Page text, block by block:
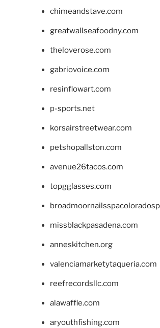
chimeandstave.com
greatwallseafoodny.com
theloverose.com
gabriovoice.com
resinflowart.com
p-sports.net
korsairstreetwear.com
petshopallston.com
avenue26tacos.com
topgglasses.com
missblackpasadena.com
anneskitchen.org
valenciamarketytaqueria.com
reefrecordsllc.com
alawaffle.com
aryouthfishing.com